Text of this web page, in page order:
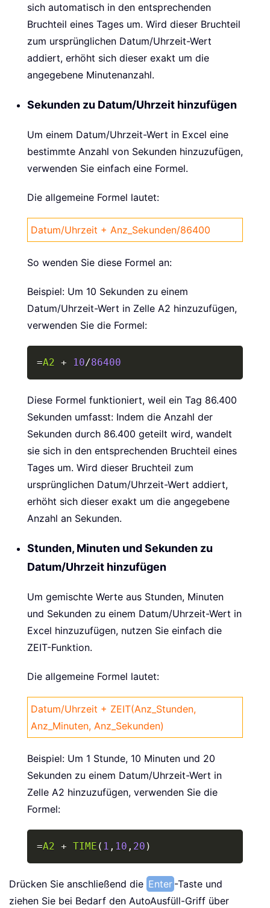
sich automatisch in den entsprechenden
Bruchteil eines Tages um. Wird dieser Bruchteil
zum ursprünglichen Datum/Uhrzeit-Wert
addiert, erhöht sich dieser exakt um die
angegebene Minutenanzahl.
Sekunden zu Datum/Uhrzeit hinzufügen
Um einem Datum/Uhrzeit-Wert in Excel eine
bestimmte Anzahl von Sekunden hinzuzufügen,
verwenden Sie einfach eine Formel.
Die allgemeine Formel lautet:
Datum/Uhrzeit + Anz_Sekunden/86400
So wenden Sie diese Formel an:
Beispiel: Um 10 Sekunden zu einem
Datum/Uhrzeit-Wert in Zelle A2 hinzuzufügen,
verwenden Sie die Formel:
=A2 + 10/86400
Diese Formel funktioniert, weil ein Tag 86.400
Sekunden umfasst: Indem die Anzahl der
Sekunden durch 86.400 geteilt wird, wandelt
sie sich in den entsprechenden Bruchteil eines
Tages um. Wird dieser Bruchteil zum
ursprünglichen Datum/Uhrzeit-Wert addiert,
erhöht sich dieser exakt um die angegebene
Anzahl an Sekunden.
Stunden, Minuten und Sekunden zu
Datum/Uhrzeit hinzufügen
Um gemischte Werte aus Stunden, Minuten
und Sekunden zu einem Datum/Uhrzeit-Wert in
Excel hinzuzufügen, nutzen Sie einfach die
ZEIT-Funktion.
Die allgemeine Formel lautet:
Datum/Uhrzeit + ZEIT(Anz_Stunden,
Anz_Minuten, Anz_Sekunden)
Beispiel: Um 1 Stunde, 10 Minuten und 20
Sekunden zu einem Datum/Uhrzeit-Wert in
Zelle A2 hinzuzufügen, verwenden Sie die
Formel:
=A2 + TIME ( 1 , 10 , 20 )
Drücken Sie anschließend die Enter -Taste und
ziehen Sie bei Bedarf den AutoAusfüll-Griff über